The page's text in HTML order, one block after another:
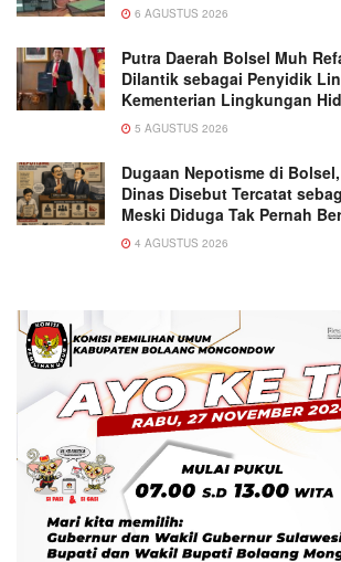
6 AGUSTUS 2026
Putra Daerah Bolsel Muh
Dilantik sebagai Penyidik
Kementerian Lingkungan
5 AGUSTUS 2026
Dugaan Nepotisme di
Dinas Disebut Tercatat
Meski Diduga Tak Pernah
4 AGUSTUS 2026